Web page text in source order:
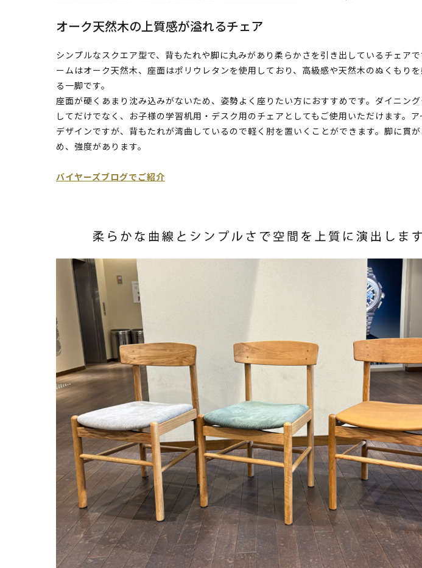
オーク天然木の上質感が溢れるチェア
シンプルなスクエア型で、背もたれや脚に丸みがあり柔らかさを引き出しているチェアで
ームはオーク天然木、座面はポリウレタンを使用しており、高級感や天然木のぬくもり
る一脚です。
座面が硬くあまり沈み込みがないため、姿勢よく座りたい方におすすめです。ダイニング
してだけでなく、お子様の学習机用・デスク用のチェアとしてもご使用いただけます。ア
デザインですが、背もたれが湾曲しているので軽く肘を置いくことができます。脚に貫
め、強度があります。
バイヤーズブログでご紹介